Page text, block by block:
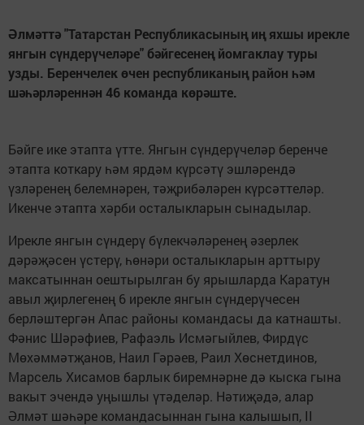
Әлмәттә "Татарстан Республикасының иң яхшы ирекле
янгын сүндерүчеләре" бәйгесенең йомгаклау туры
узды. Беренчелек өчен республиканың район һәм
шәһәрләреннән 46 команда көрәште.
Бәйге ике этапта үтте. Янгын сүндерүчеләр беренче
этапта коткару һәм ярдәм күрсәтү эшләрендә
үзләренең белемнәрен, тәҗрибәләрен күрсәттеләр.
Икенче этапта хәрби осталыкларын сынадылар.
Ирекле янгын сүндерү бүлекчәләренең әзерлек
дәрәҗәсен үстерү, һөнәри осталыкларын арттыру
максатыннан оештырылган бу ярышларда Каратун
авыл җирлегенең 6 ирекле янгын сүндерүчесен
берләштергән Апас районы командасы да катнашты.
Фәнис Шәрәфиев, Рафаэль Исмәгыйлев, Фирдүс
Мөхәммәтҗанов, Наил Гәрәев, Раил Хөснетдинов,
Марсель Хисамов барлык биремнәрне дә кыска гына
вакыт эчендә уңышлы үтәделәр. Нәтиҗәдә, алар
Әлмәт шәһәре командасыннан гына калышып, II